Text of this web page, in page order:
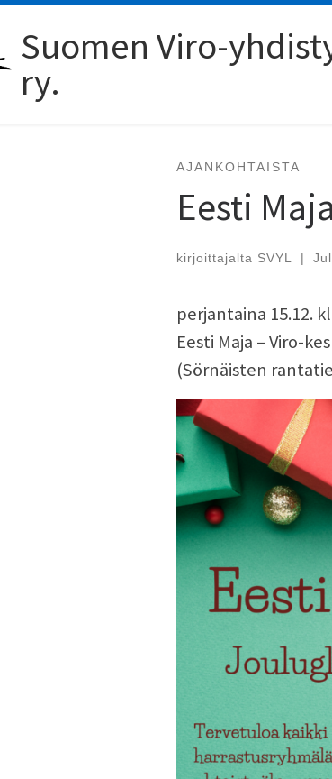
Suomen Viro-
ry.
AJANKOHTAISTA
Eesti
kirjoittajalta SVYL |
perjantaina 15.12.
Eesti Maja – Viro-
(Sörnäisten